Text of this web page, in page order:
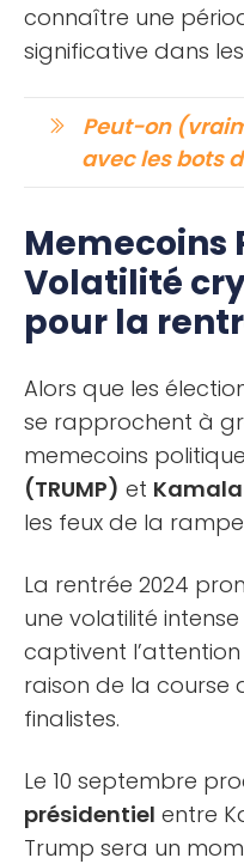
connaître une
significative dans
Peut-on
avec les bots
Memecoins
Volatilité
pour la
Alors que les
se rapprochent à
memecoins
(TRUMP) et
les feux de la
La rentrée 2024
une volatilité
captivent
raison de la course
finalistes.
Le 10 septembre
présidentiel entre
Trump sera un